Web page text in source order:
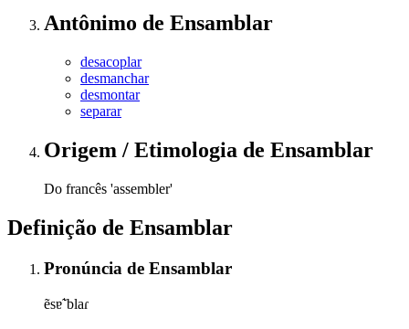
Antônimo de Ensamblar
desacoplar
desmanchar
desmontar
separar
Origem / Etimologia de Ensamblar
Do francês 'assembler'
Definição de Ensamblar
Pronúncia de Ensamblar
ẽsɐ̃ˈblaɾ